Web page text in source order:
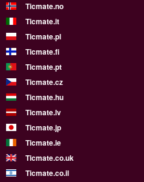
Ticmate.no
Ticmate.it
Ticmate.pl
Ticmate.fi
Ticmate.pt
Ticmate.cz
Ticmate.hu
Ticmate.lv
Ticmate.jp
Ticmate.ie
Ticmate.co.uk
Ticmate.co.il